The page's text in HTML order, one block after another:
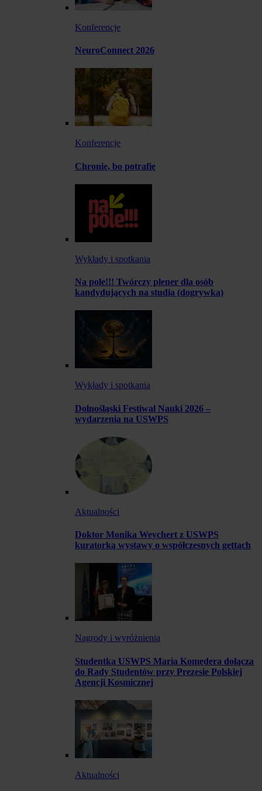
Konferencje
NeuroConnect 2026
Konferencje
Chronię, bo potrafię
Wykłady i spotkania
Na pole!!! Twórczy plener dla osób
kandydujących na studia (dogrywka)
Wykłady i spotkania
Dolnośląski Festiwal Nauki 2026 –
wydarzenia na USWPS
Aktualności
Doktor Monika Weychert z USWPS
kuratorką wystawy o współczesnych gettach
Nagrody i wyróżnienia
Studentka USWPS Maria Komędera dołącza
do Rady Studentów przy Prezesie Polskiej
Agencji Kosmicznej
Aktualności